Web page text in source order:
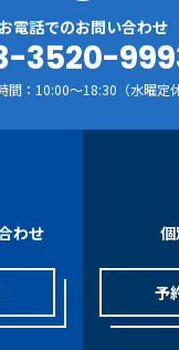
お電話でのお問い合わせ
3520-
間：10:00～18:30（水曜定休
わせ
予